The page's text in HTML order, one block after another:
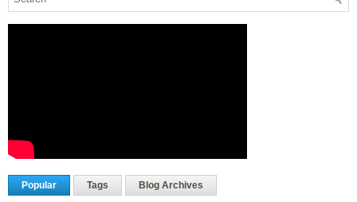
Popular Tags Blog Archives